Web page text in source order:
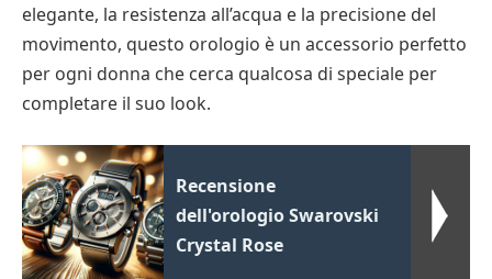
elegante, la resistenza all’acqua e la precisione del
movimento, questo orologio è un accessorio perfetto
per ogni donna che cerca qualcosa di speciale per
completare il suo look.
Recensione
dell'orologio Swarovski
Crystal Rose